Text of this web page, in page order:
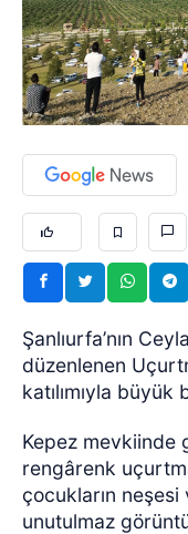
Şanlıurfa’nın
düzenlenen
katılımıyla
Kepez mevkiinde
rengârenk
çocukların
unutulmaz